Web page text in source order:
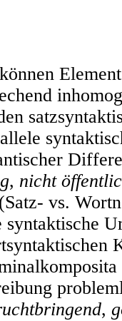
, nicht
vs.
,